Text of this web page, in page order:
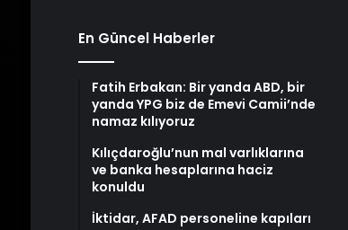
En Güncel Haberler
Fatih Erbakan: Bir yanda ABD, bir
yanda YPG biz de Emevi Camii’nde
namaz kılıyoruz
Kılıçdaroğlu’nun mal varlıklarına
ve banka hesaplarına haciz
konuldu
İktidar, AFAD personeline kapıları